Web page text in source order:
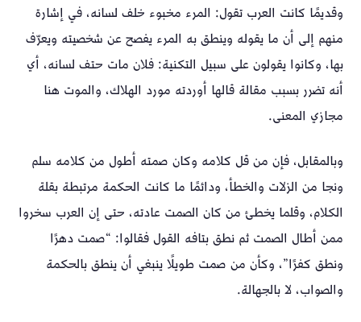
وقديمًا كانت العرب تقول: المرء مخبوء خلف لسانه، في إشارة
منهم إلى أن ما يقوله وينطق به المرء يفصح عن شخصيته ويعرّف
بها، وكانوا يقولون على سبيل التكنية: فلان مات حتف لسانه، أي
أنه تضرر بسبب مقالة قالها أوردته مورد الهلاك، والموت هنا
مجازي المعنى.
وبالمقابل، فإن من قل كلامه وكان صمته أطول من كلامه سلم
ونجا من الزلات والخطأ، ودائمًا ما كانت الحكمة مرتبطة بقلة
الكلام، وقلما يخطئ من كان الصمت عادته، حتى إن العرب سخروا
ممن أطال الصمت ثم نطق بتافه القول فقالوا: “صمت دهرًا
ونطق كفرًا”، وكأن من صمت طويلًا ينبغي أن ينطق بالحكمة
والصواب، لا بالجهالة.